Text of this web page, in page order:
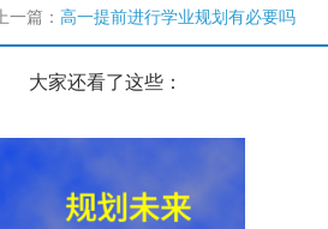
上一篇： 高一提前进行学业规划有必要吗
大家还看了这些：